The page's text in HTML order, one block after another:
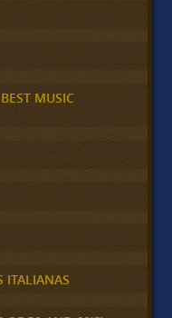
MUSIC
ITALIANAS